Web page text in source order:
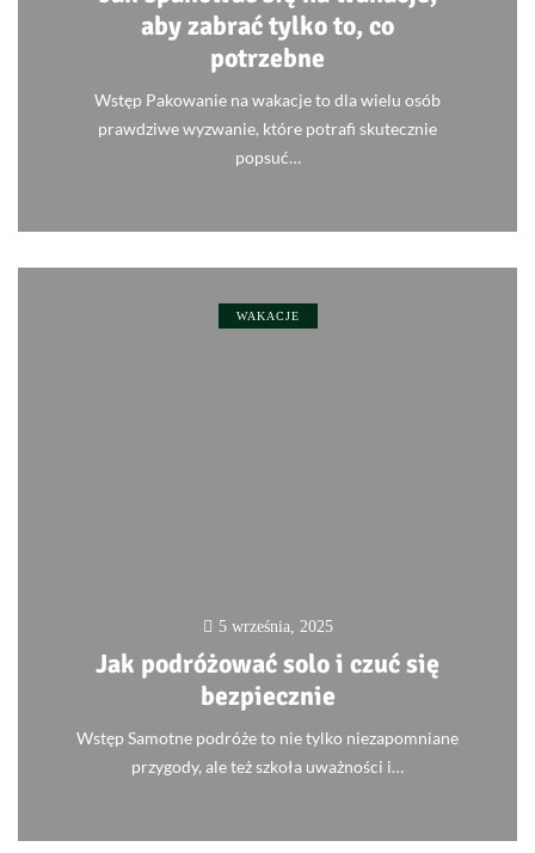
aby zabrać tylko to, co
potrzebne
Wstęp Pakowanie na wakacje to dla wielu osób
prawdziwe wyzwanie, które potrafi skutecznie
popsuć…
WAKACJE
5 września, 2025
Jak podróżować solo i czuć się
bezpiecznie
Wstęp Samotne podróże to nie tylko niezapomniane
przygody, ale też szkoła uważności i…